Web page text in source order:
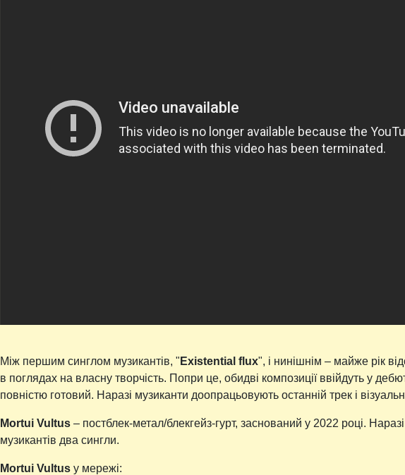
Між першим синглом музикантів, " Existential flux", і нинішнім – майже рік
в поглядах на власну творчість. Попри це, обидві композиції ввійдуть у
повністю готовий. Наразі музиканти доопрацьовують останній трек і
Mortui Vultus – постблек-метал/блекгейз-гурт, заснований у 2022 році.
музикантів два сингли.
Mortui Vultus у мережі: